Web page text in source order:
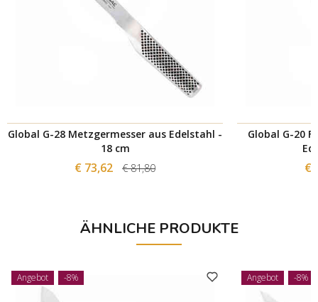
Global G-28 Metzgermesser aus Edelstahl -
18 cm
€ 73,62 € 81,80
Global G-20
€
ÄHNLICHE PRODUKTE
Angebot -8% Angebot -8%